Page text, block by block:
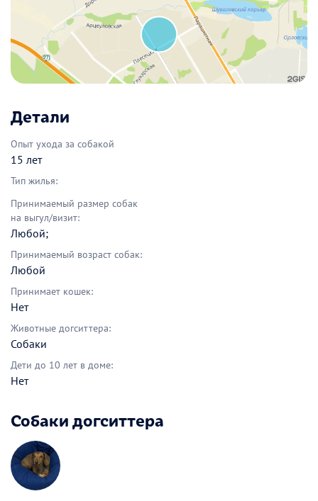
Детали
Опыт ухода за собакой
15 лет
Тип жилья:
Принимаемый размер собак
на выгул/визит:
Любой;
Принимаемый возраст собак:
Любой
Принимает кошек:
Нет
Животные догситтера:
Собаки
Дети до 10 лет в доме:
Нет
Собаки догситтера